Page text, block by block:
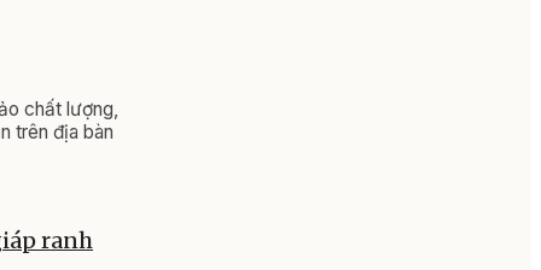
chất lượng,
trên địa bàn
ranh